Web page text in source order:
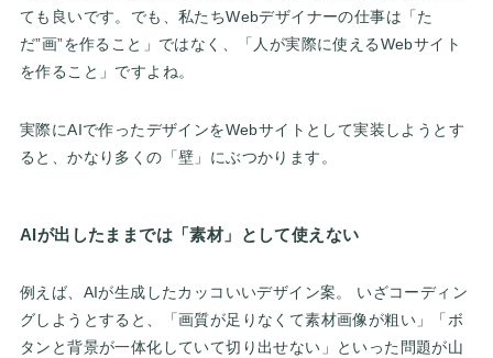
ても良いです。でも、私たちWebデザイナーの仕事は「た
だ”画”を作ること」ではなく、「人が実際に使えるWebサイト
を作ること」ですよね。
実際にAIで作ったデザインをWebサイトとして実装しようとす
ると、かなり多くの「壁」にぶつかります。
AIが出したままでは「素材」として使えない
例えば、AIが生成したカッコいいデザイン案。 いざコーディン
グしようとすると、「画質が足りなくて素材画像が粗い」「ボ
タンと背景が一体化していて切り出せない」といった問題が山